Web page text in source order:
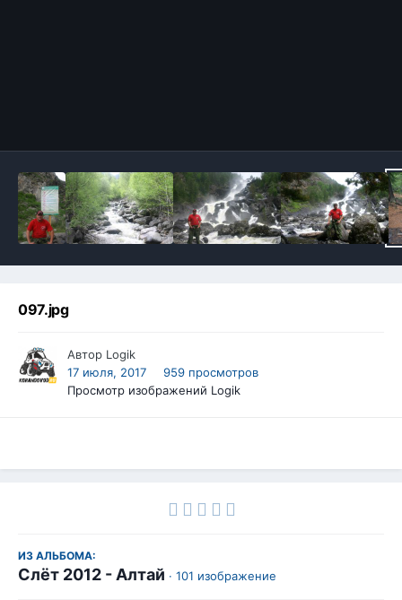
097.jpg
Автор Logik
17 июля, 2017
959 просмотров
Просмотр изображений Logik
ИЗ АЛЬБОМА:
Слёт 2012 - Алтай · 101 изображение